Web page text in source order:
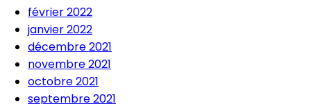
février 2022
janvier 2022
décembre 2021
novembre 2021
octobre 2021
septembre 2021